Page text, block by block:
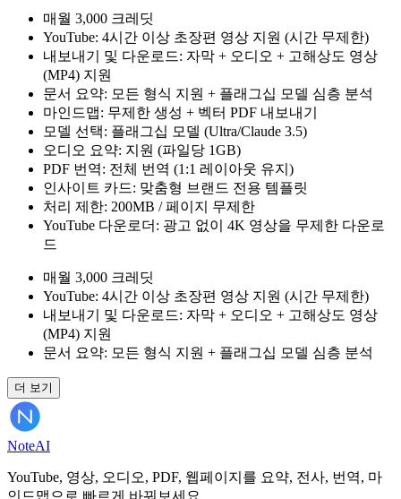
매월 3,000 크레딧
YouTube: 4시간 이상 초장편 영상 지원 (시간 무제한)
내보내기 및 다운로드: 자막 + 오디오 + 고해상도 영상
(MP4) 지원
문서 요약: 모든 형식 지원 + 플래그십 모델 심층 분석
마인드맵: 무제한 생성 + 벡터 PDF 내보내기
모델 선택: 플래그십 모델 (Ultra/Claude 3.5)
오디오 요약: 지원 (파일당 1GB)
PDF 번역: 전체 번역 (1:1 레이아웃 유지)
인사이트 카드: 맞춤형 브랜드 전용 템플릿
처리 제한: 200MB / 페이지 무제한
YouTube 다운로더: 광고 없이 4K 영상을 무제한 다운로
드
매월 3,000 크레딧
YouTube: 4시간 이상 초장편 영상 지원 (시간 무제한)
내보내기 및 다운로드: 자막 + 오디오 + 고해상도 영상
(MP4) 지원
문서 요약: 모든 형식 지원 + 플래그십 모델 심층 분석
더 보기
NoteAI
YouTube, 영상, 오디오, PDF, 웹페이지를 요약, 전사, 번역, 마
인드맵으로 빠르게 바꿔보세요.